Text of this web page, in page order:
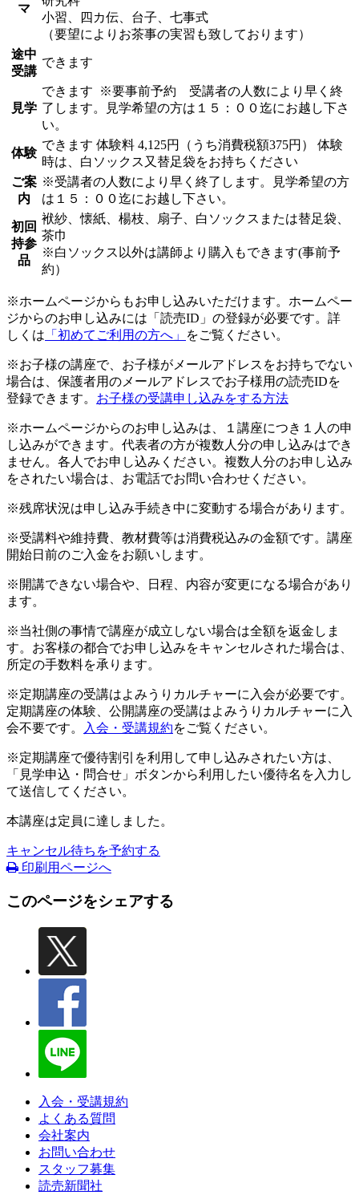
マ
小習、四カ伝、台子、七事式
（要望によりお茶事の実習も致しております）
途中
受講
できます
見学
できます
※要事前予約 受講者の人数により早く終
了します。見学希望の方は１５：００迄にお越し下さ
い。
体験
できます 体験料 4,125円（うち消費税額375円） 体験
時は、白ソックス又替足袋をお持ちください
ご案
内
※受講者の人数により早く終了します。見学希望の方
は１５：００迄にお越し下さい。
初回
持参
品
袱紗、懐紙、楊枝、扇子、白ソックスまたは替足袋、
茶巾
※白ソックス以外は講師より購入もできます(事前予
約）
※ホームページからもお申し込みいただけます。ホームペー
ジからのお申し込みには「読売ID」の登録が必要です。詳
しくは 「初めてご利用の方へ」 をご覧ください。
※お子様の講座で、お子様がメールアドレスをお持ちでない
場合は、保護者用のメールアドレスでお子様用の読売IDを
登録できます。 お子様の受講申し込みをする方法
※ホームページからのお申し込みは、１講座につき１人の申
し込みができます。代表者の方が複数人分の申し込みはでき
ません。各人でお申し込みください。複数人分のお申し込み
をされたい場合は、お電話でお問い合わせください。
※残席状況は申し込み手続き中に変動する場合があります。
※受講料や維持費、教材費等は消費税込みの金額です。講座
開始日前のご入金をお願いします。
※開講できない場合や、日程、内容が変更になる場合があり
ます。
※当社側の事情で講座が成立しない場合は全額を返金しま
す。お客様の都合でお申し込みをキャンセルされた場合は、
所定の手数料を承ります。
※定期講座の受講はよみうりカルチャーに入会が必要です。
定期講座の体験、公開講座の受講はよみうりカルチャーに入
会不要です。
入会・受講規約をご覧ください。
※定期講座で優待割引を利用して申し込みされたい方は、
「見学申込・問合せ」ボタンから利用したい優待名を入力し
て送信してください。
本講座は定員に達しました。
キャンセル待ちを予約する
印刷用ページへ
このページをシェアする
入会・受講規約
よくある質問
会社案内
お問い合わせ
スタッフ募集
読売新聞社